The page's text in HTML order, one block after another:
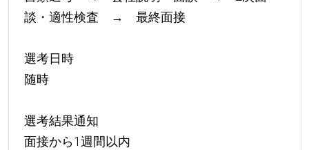
談・適性検査 → 最終面接
選考日時
随時
選考結果通知
面接から1週間以内